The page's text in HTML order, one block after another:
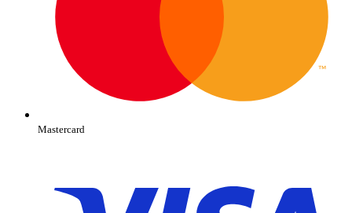
Mastercard